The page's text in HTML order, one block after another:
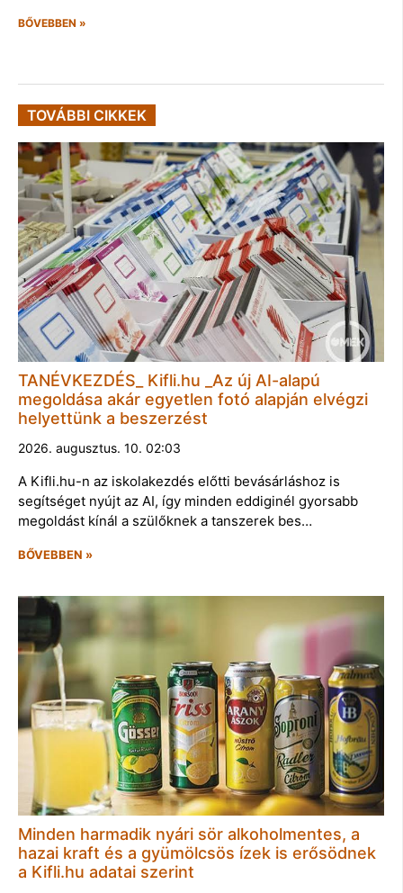
BŐVEBBEN »
TOVÁBBI CIKKEK
TANÉVKEZDÉS_ Kifli.hu _Az új AI-alapú
megoldása akár egyetlen fotó alapján elvégzi
helyettünk a beszerzést
2026. augusztus. 10. 02:03
A Kifli.hu-n az iskolakezdés előtti bevásárláshoz is
segítséget nyújt az AI, így minden eddiginél gyorsabb
megoldást kínál a szülőknek a tanszerek bes…
BŐVEBBEN »
Minden harmadik nyári sör alkoholmentes, a
hazai kraft és a gyümölcsös ízek is erősödnek
a Kifli.hu adatai szerint